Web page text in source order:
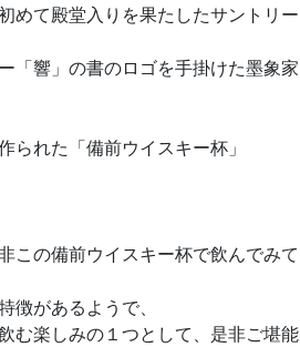
めて殿堂入りを果たしたサントリー
「響」の書のロゴを手掛けた墨象家
られた「備前ウイスキー杯」
この備前ウイスキー杯で飲んでみて
徴があるようで、
む楽しみの１つとして、是非ご堪能